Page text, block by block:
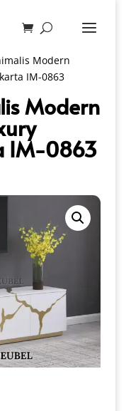
Modern
IM-0863
Modern
IM-0863